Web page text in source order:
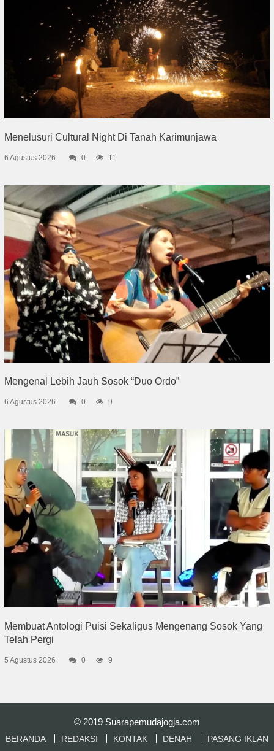
Menelusuri Cultural Night Di Tanah Karimunjawa
6 Agustus 2026 0 11
Mengenal Lebih Jauh Sosok “Duo Ordo”
6 Agustus 2026 0 9
Membuat Antologi Puisi Sekaligus Mengenang Sosok Yang
Telah Pergi
5 Agustus 2026 0 9
© 2019 Suarapemudajogja.com
BERANDA REDAKSI KONTAK DENAH PASANG IKLAN